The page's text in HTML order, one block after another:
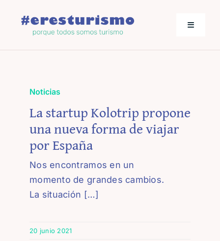
contenido
Toggle
Los empresarios hablan
Jornadas de Turismo
Noticias
La startup Kolotrip propone
una nueva forma de viajar
por España
Nos encontramos en un
momento de grandes cambios.
La situación […]
20 junio 2021